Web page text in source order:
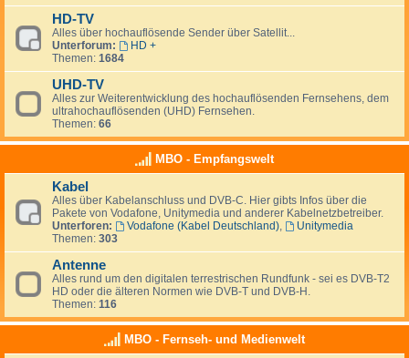
HD-TV
Alles über hochauflösende Sender über Satellit...
Unterforum:
HD +
Themen: 1684
UHD-TV
Alles zur Weiterentwicklung des hochauflösenden Fernsehens, dem
ultrahochauflösenden (UHD) Fernsehen.
Themen: 66
MBO - Empfangswelt
Kabel
Alles über Kabelanschluss und DVB-C. Hier gibts Infos über die
Pakete von Vodafone, Unitymedia und anderer Kabelnetzbetreiber.
Unterforen:
Vodafone (Kabel Deutschland),
Unitymedia
Themen: 303
Antenne
Alles rund um den digitalen terrestrischen Rundfunk - sei es DVB-T2
HD oder die älteren Normen wie DVB-T und DVB-H.
Themen: 116
MBO - Fernseh- und Medienwelt